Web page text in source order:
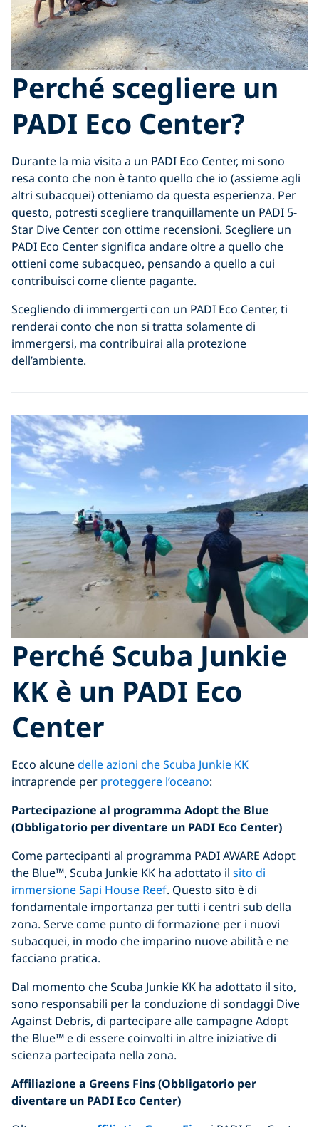
Perché scegliere un
PADI Eco Center?
Durante la mia visita a un PADI Eco Center, mi sono
resa conto che non è tanto quello che io (assieme agli
altri subacquei) otteniamo da questa esperienza. Per
questo, potresti scegliere tranquillamente un PADI 5-
Star Dive Center con ottime recensioni. Scegliere un
PADI Eco Center significa andare oltre a quello che
ottieni come subacqueo, pensando a quello a cui
contribuisci come cliente pagante.
Scegliendo di immergerti con un PADI Eco Center, ti
renderai conto che non si tratta solamente di
immergersi, ma contribuirai alla protezione
dell’ambiente.
Perché Scuba Junkie
KK è un PADI Eco
Center
Ecco alcunedelle azioni che Scuba Junkie KK
intraprende per proteggere l’oceano:
Partecipazione al programma Adopt the Blue
(Obbligatorio per diventare un PADI Eco Center)
Come partecipanti al programma PADI AWARE Adopt
the Blue™, Scuba Junkie KK ha adottato il sito di
immersione Sapi House Reef. Questo sito è di
fondamentale importanza per tutti i centri sub della
zona. Serve come punto di formazione per i nuovi
subacquei, in modo che imparino nuove abilità e ne
facciano pratica.
Dal momento che Scuba Junkie KK ha adottato il sito,
sono responsabili per la conduzione di sondaggi Dive
Against Debris, di partecipare alle campagne Adopt
the Blue™ e di essere coinvolti in altre iniziative di
scienza partecipata nella zona.
Affiliazione a Greens Fins (Obbligatorio per
diventare un PADI Eco Center)